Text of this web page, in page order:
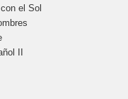
el Sol
II